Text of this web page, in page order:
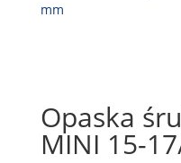
mm
Opaska
MINI 15-